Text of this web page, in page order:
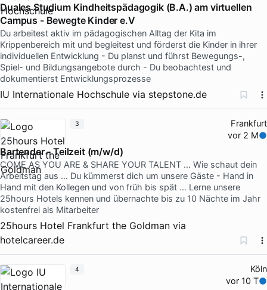
Duales Studium Kindheitspädagogik (B.A.) am virtuellen
Campus - Bewegte Kinder e.V
Du arbeitest aktiv im pädagogischen Alltag der Kita im
Krippenbereich mit und begleitest und förderst die Kinder in ihrer
individuellen Entwicklung - Du planst und führst Bewegungs-,
Spiel- und Bildungsangebote durch - Du beobachtest und
dokumentierst Entwicklungsprozesse
IU Internationale Hochschule via stepstone.de
Frankfurt
vor 2 M
Bartender - Teilzeit (m/w/d)
COME AS YOU ARE & SHARE YOUR TALENT … Wie schaut dein
Arbeitstag aus … Du kümmerst dich um unsere Gäste - Hand in
Hand mit den Kollegen und von früh bis spät … Lerne unsere
25hours Hotels kennen und übernachte bis zu 10 Nächte im Jahr
kostenfrei als Mitarbeiter
25hours Hotel Frankfurt the Goldman via
hotelcareer.de
3
Köln
vor 10 T
4